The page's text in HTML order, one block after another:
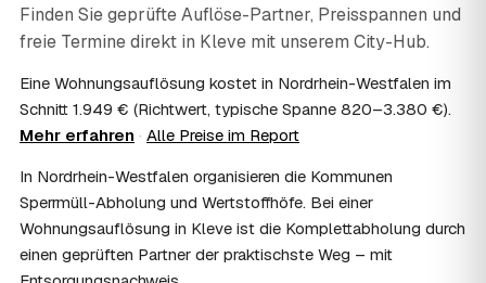
ordentliche Rechnung mit ausgewiesenem Lohnanteil; die
genaue Anrechnung klären Sie mit Ihrem Steuerberater.
Muss ich bei der Wohnungsauflösung anwesend
sein?
Nicht zwingend. Viele Auflösungen in Kleve laufen nach
Schlüsselübergabe ohne Sie ab — praktisch, wenn Sie
sein, etwa um Wertsachen oder persönliche Unterlagen
vorab zu sichern.
10
Bekomme ich einen Entsorgungsnachweis?
Ja. Auf Wunsch erhalten Sie einen Entsorgungsnachweis
über die fachgerechte Verwertung — wichtig als Beleg
Finden Sie geprüfte Auflöse-Partner, Preisspannen und
freie Termine direkt in Kleve mit unserem City-Hub.
Eine Wohnungsauflösung kostet in Nordrhein-Westfalen im
Schnitt 1.949 € (Richtwert, typische Spanne 820–3.380 €).
Mehr erfahren · Alle Preise im Report
In Nordrhein-Westfalen organisieren die Kommunen
Sperrmüll-Abholung und Wertstoffhöfe. Bei einer
Wohnungsauflösung in Kleve ist die Komplettabholung durch
einen geprüften Partner der praktischste Weg – mit